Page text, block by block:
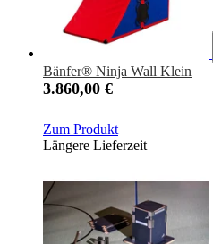
Bänfer® Ninja Wall Klein
3.860,00 €
Zum Produkt
Längere Lieferzeit